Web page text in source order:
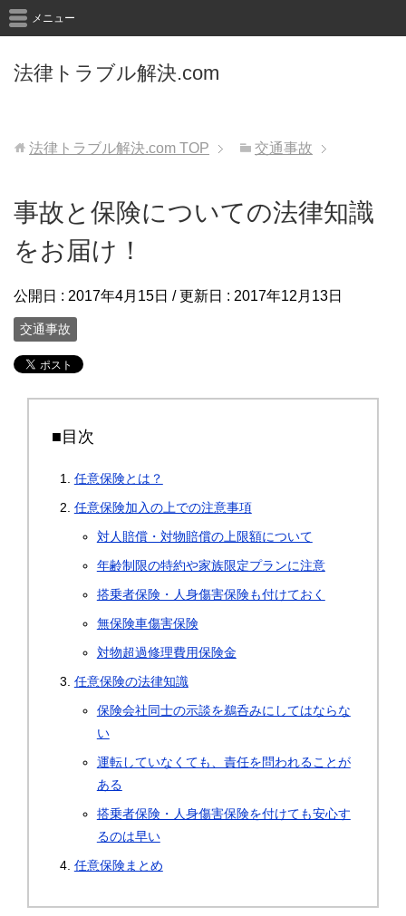
法律トラブル解決.com
メニュー
法律トラブル解決.com TOP 交通事故
事故と保険についての法律知識
をお届け！
公開日 : 2017年4月15日 / 更新日 : 2017年12月13日
交通事故
■目次
任意保険とは？
任意保険加入の上での注意事項
対人賠償・対物賠償の上限額について
年齢制限の特約や家族限定プランに注意
搭乗者保険・人身傷害保険も付けておく
無保険車傷害保険
対物超過修理費用保険金
任意保険の法律知識
保険会社同士の示談を鵜呑みにしてはならな
い
運転していなくても、責任を問われることが
ある
搭乗者保険・人身傷害保険を付けても安心す
るのは早い
任意保険まとめ